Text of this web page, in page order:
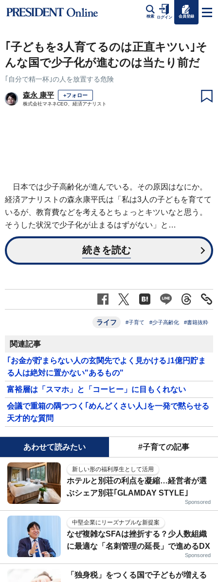
検索 ログイン 会員登録
｢子どもを3人育てるのは正直キツい｣そ
んな国で少子化が進むのは当たり前だ
｢自分で精一杯｣の人を放置する危険
森永 康平 +フォロー
株式会社マネネCEO、経済アナリスト
日本では少子高齢化が進んでいる。その原因はなにか。
経済アナリストの森永康平氏は「私は3人の子どもを育てて
いるが、教育費などを考えるとちょっとキツいなと思う。
そうした状況で少子化が止まるはずがない」と…
続きを読む
ライフ #子育て #少子高齢化 #書籍抜粋
関連記事
｢お金が貯まらない人の玄関先でよく見かける｣1億円貯ま
る人は絶対に置かない"あるもの"
富裕層は「スマホ」と「コーヒー」に目もくれない
会議で重箱の隅つつく｢めんどくさい人｣を一発で黙らせる
天才的な質問
あわせて読みたい #子育ての記事
新しい形の福利厚生として活用
ホテルと別荘の利点を凝縮…経営者が選
ぶシェア別荘｢GLAMDAY STYLE｣
Sponsored
中堅企業にリーズナブルな新提案
なぜ複雑なSFAは挫折する？少人数組織
に最適な「名刺管理の延長」で進めるDX
Sponsored
「独身税」をつくる国で子どもが増える